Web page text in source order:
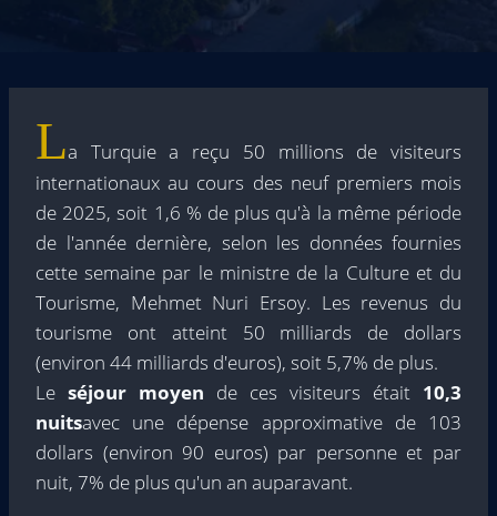
La Turquie a reçu 50 millions de visiteurs
internationaux au cours des neuf premiers mois
de 2025, soit 1,6 % de plus qu'à la même période
de l'année dernière, selon les données fournies
cette semaine par le ministre de la Culture et du
Tourisme, Mehmet Nuri Ersoy. Les revenus du
tourisme ont atteint 50 milliards de dollars
(environ 44 milliards d'euros), soit 5,7% de plus.
Le séjour moyen de ces visiteurs était 10,3
nuitsavec une dépense approximative de 103
dollars (environ 90 euros) par personne et par
nuit, 7% de plus qu'un an auparavant.